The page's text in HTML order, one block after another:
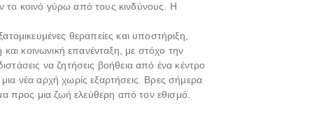
το κοινό γύρω από τους κινδύνους. Η
θεραπείες και υποστήριξη,
κοινωνική επανένταξη, με στόχο την
να ζητήσεις βοήθεια από ένα κέντρο
νέα αρχή χωρίς εξαρτήσεις. Βρες σήμερα
προς μια ζωή ελεύθερη από τον εθισμό.